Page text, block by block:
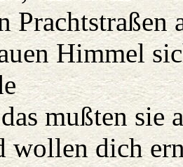
Prachtstraßen
Himmel
mußten sie
wollen dich